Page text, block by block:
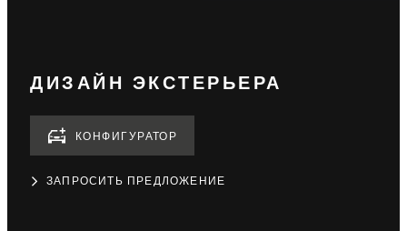
ДИЗАЙН ЭКСТЕРЬЕРА
КОНФИГУРАТОР
ЗАПРОСИТЬ ПРЕДЛОЖЕНИЕ